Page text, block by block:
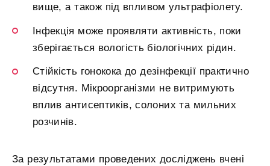
вище, а також під впливом ультрафіолету.
Інфекція може проявляти активність, поки
зберігається вологість біологічних рідин.
Стійкість гонокока до дезінфекції практично
відсутня. Мікроорганізми не витримують
вплив антисептиків, солоних та мильних
розчинів.
За результатами проведених досліджень вчені